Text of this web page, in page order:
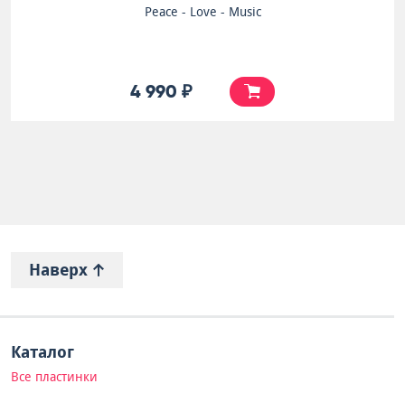
Peace - Love - Music
4 990 ₽
Наверх
Каталог
Все пластинки